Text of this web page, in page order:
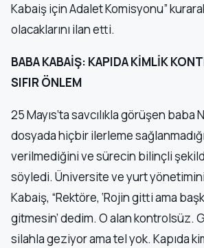
Kabaiş için Adalet Komisyonu”
olacaklarını ilan etti.
BABA KABAİŞ: KAPIDA KİMLİK
SIFIR ÖNLEM
25 Mayıs’ta savcılıkla görüşen baba
dosyada hiçbir ilerleme
verilmediğini ve sürecin bilinçli
söyledi. Üniversite ve yurt
Kabaiş, “Rektöre, ‘Rojin gitti ama
gitmesin’ dedim. O alan kontrolsüz.
silahla geziyor ama tel yok. Kapıda